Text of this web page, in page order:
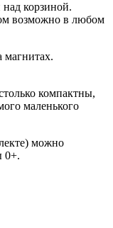
корзиной.
возможно в любом
магнитах.
компактны,
маленького
можно
0+.